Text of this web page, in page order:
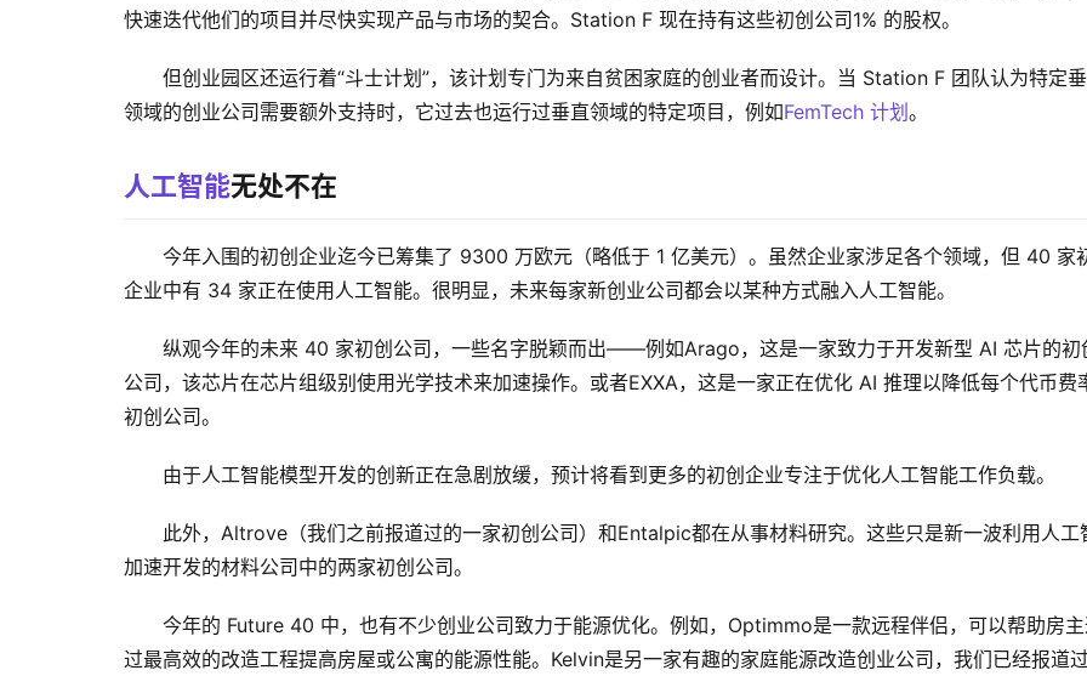
快速迭代他们的项目并尽快实现产品与市场的契合。Station F 现在持有这些初创公司1% 的股权。
但创业园区还运行着“斗士计划”，该计划专门为来自贫困家庭的创业者而设计。当 Station F 团队认为特定
领域的创业公司需要额外支持时，它过去也运行过垂直领域的特定项目，例如FemTech 计划 。
人工智能无处不在
今年入围的初创企业迄今已筹集了 9300 万欧元（略低于 1 亿美元）。虽然企业家涉足各个领域，但 40 家
企业中有 34 家正在使用人工智能。很明显，未来每家新创业公司都会以某种方式融入人工智能。
纵观今年的未来 40 家初创公司，一些名字脱颖而出——例如Arago，这是一家致力于开发新型 AI 芯片的初
公司，该芯片在芯片组级别使用光学技术来加速操作。或者EXXA，这是一家正在优化 AI 推理以降低每个代币费
初创公司。
由于人工智能模型开发的创新正在急剧放缓，预计将看到更多的初创企业专注于优化人工智能工作负载。
此外，Altrove（我们之前报道过的一家初创公司）和Entalpic都在从事材料研究。这些只是新一波利用人工
加速开发的材料公司中的两家初创公司。
今年的 Future 40 中，也有不少创业公司致力于能源优化。例如，Optimmo是一款远程伴侣，可以帮助房
过最高效的改造工程提高房屋或公寓的能源性能。Kelvin是另一家有趣的家庭能源改造创业公司，我们已经报道过